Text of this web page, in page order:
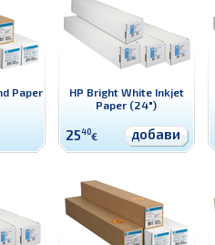
Paper
HP Bright White Inkjet
Paper (24")
2540€ добави